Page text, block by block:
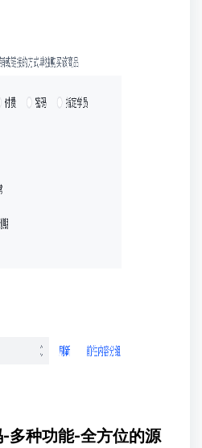
多种功能-全方位的源